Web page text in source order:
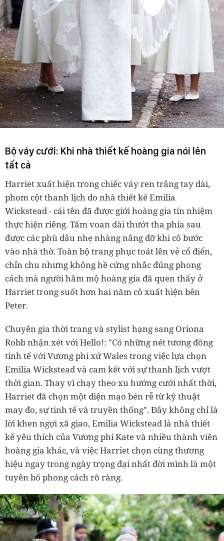
Bộ váy cưới: Khi nhà thiết kế hoàng gia nói lên
tất cả
Harriet xuất hiện trong chiếc váy ren trắng tay dài,
phom cột thanh lịch do nhà thiết kế Emilia
Wickstead - cái tên đã được giới hoàng gia tín nhiệm
thực hiện riêng. Tấm voan dài thướt tha phía sau
được các phù dâu nhẹ nhàng nâng đỡ khi cô bước
vào nhà thờ. Toàn bộ trang phục toát lên vẻ cổ điển,
chỉn chu nhưng không hề cứng nhắc đúng phong
cách mà người hâm mộ hoàng gia đã quen thấy ở
Harriet trong suốt hơn hai năm cô xuất hiện bên
Peter.
Chuyên gia thời trang và stylist hạng sang Oriona
Robb nhận xét với Hello!: "Có những nét tương đồng
tinh tế với Vương phi xứ Wales trong việc lựa chọn
Emilia Wickstead và cam kết với sự thanh lịch vượt
thời gian. Thay vì chạy theo xu hướng cưới nhất thời,
Harriet đã chọn một diện mạo bén rễ từ kỹ thuật
may đo, sự tinh tế và truyền thống". Đây không chỉ là
lời khen ngợi xã giao, Emilia Wickstead là nhà thiết
kế yêu thích của Vương phi Kate và nhiều thành viên
hoàng gia khác, và việc Harriet chọn cùng thương
hiệu ngay trong ngày trọng đại nhất đời mình là một
tuyên bố phong cách rõ ràng.